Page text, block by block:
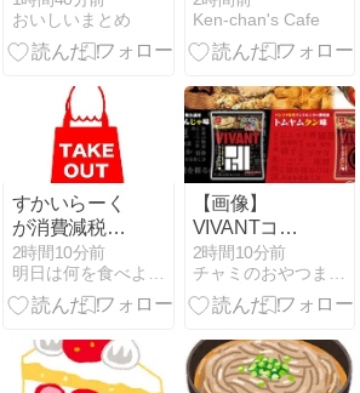
の詐欺やろ
おいしいまとめ
Ken-chan's Cafe
すかいらーく
が消費減税に
向け新戦略 テ
イクアウト商
品は1%へ 店
で据え置き
2時間10分前
明日は何を食べようか
【画像】
VIVANTコラ
ボ菓子きた！
ベビースター
特別パッケー
喜の仕上がり
2時間10分前
チャミのおやつまとめ